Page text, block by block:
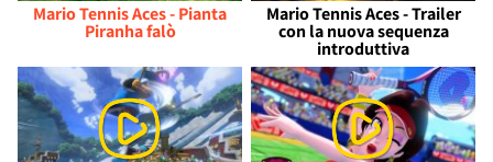
Mario Tennis Aces - Pianta
Piranha falò
Mario Tennis Aces - Trailer
con la nuova sequenza
introduttiva